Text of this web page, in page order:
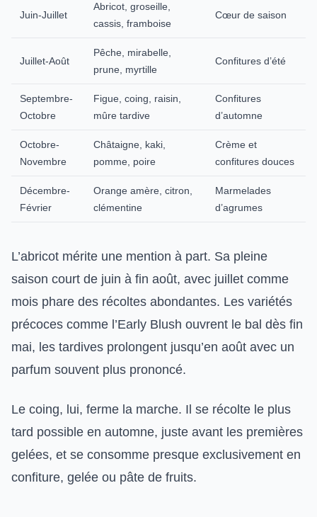
Juin-Juillet
Abricot, groseille,
cassis, framboise
Cœur de saison
Juillet-Août
Pêche, mirabelle,
prune, myrtille
Confitures d’été
Septembre-
Octobre
Figue, coing, raisin,
mûre tardive
Confitures
d’automne
Octobre-
Novembre
Châtaigne, kaki,
pomme, poire
Crème et
confitures douces
Décembre-
Février
Orange amère, citron,
clémentine
Marmelades
d’agrumes
L’abricot mérite une mention à part. Sa pleine
saison court de juin à fin août, avec juillet comme
mois phare des récoltes abondantes. Les variétés
précoces comme l’Early Blush ouvrent le bal dès fin
mai, les tardives prolongent jusqu’en août avec un
parfum souvent plus prononcé.
Le coing, lui, ferme la marche. Il se récolte le plus
tard possible en automne, juste avant les premières
gelées, et se consomme presque exclusivement en
confiture, gelée ou pâte de fruits.